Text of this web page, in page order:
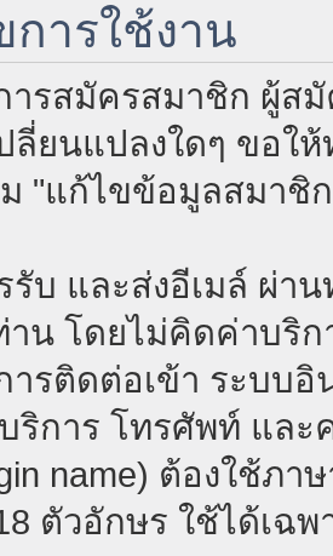
การใช้งาน
รสมัครสมาชิก ผู้ส
ลี่ยนแปลงใดๆ ขอใ
"แก้ไขข้อมูลสมาชิ
รับ และส่งอีเมล์ ผ่า
น โดยไม่คิดค่าบริก
รติดต่อเข้า ระบบอิ
ริการ โทรศัพท์ และ
name) ต้องใช้ภ
ตัวอักษร ใช้ได้เฉ